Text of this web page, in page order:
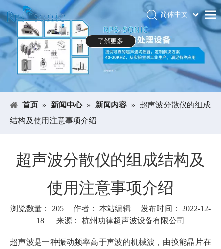
首页
关于RPS-SONIC
产品中心
应用领域
新闻中心
联系我们
简体中文
Español
Pусский
العربية
了解更多
首页 » 新闻中心 » 新闻内容 »
超声波分散仪的组成
结构及使用注意事项介绍
超声波分散仪的组成结构及
使用注意事项介绍
浏览数量： 205 作者： 本站编辑 发布时间： 2022-12-
18 来源： 杭州功律超声波设备有限公司
超声波是一种振动频率高于声波的机械波，由换能晶片在